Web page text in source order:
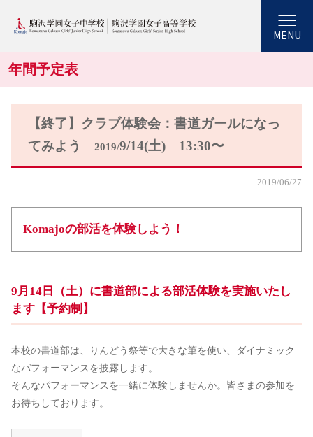
MENU
年間予定表
【終了】クラブ体験会：書道ガールになっ
てみよう
2019/9/14(土) 13:30〜
2019/06/27
Komajoの部活を体験しよう！
9月14日（土）に書道部による部活体験を実施いたし
ます【予約制】
本校の書道部は、りんどう祭等で大きな筆を使い、ダイナミック
なパフォーマンスを披露します。
そんなパフォーマンスを一緒に体験しませんか。皆さまの参加を
お待ちしております。